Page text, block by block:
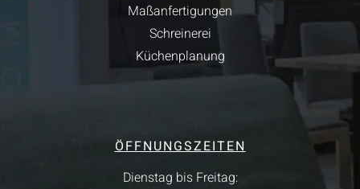
Maßanfertigungen
Schreinerei
Küchenplanung
ÖFFNUNGSZEITEN
Dienstag bis Freitag: